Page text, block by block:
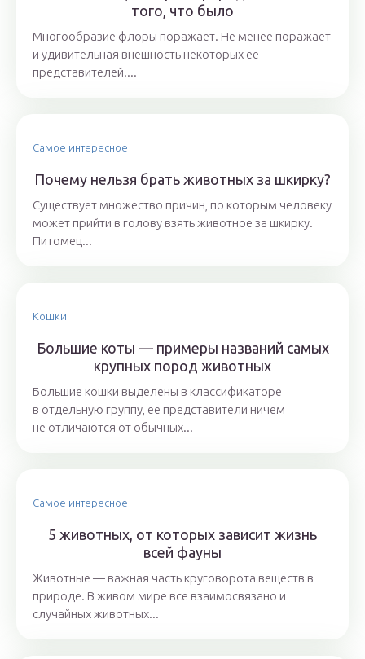
того, что было
Многообразие флоры поражает. Не менее поражает
и удивительная внешность некоторых ее
представителей....
Самое интересное
Почему нельзя брать животных за шкирку?
Существует множество причин, по которым человеку
может прийти в голову взять животное за шкирку.
Питомец...
Кошки
Большие коты — примеры названий самых
крупных пород животных
Большие кошки выделены в классификаторе
в отдельную группу, ее представители ничем
не отличаются от обычных...
Самое интересное
5 животных, от которых зависит жизнь
всей фауны
Животные — важная часть круговорота веществ в
природе. В живом мире все взаимосвязано и
случайных животных...